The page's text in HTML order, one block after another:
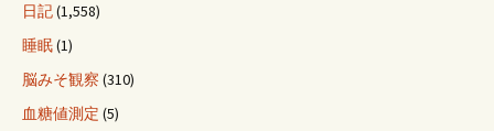
日記(1,558)
睡眠(1)
脳みそ観察 (310)
血糖値測定 (5)